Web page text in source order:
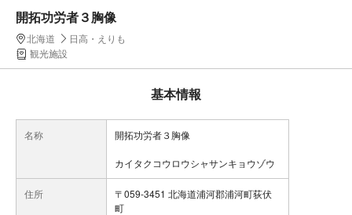
開拓功労者３胸像
北海道
日高・えりも
観光施設
基本情報
名称 開拓功労者３胸像
カイタクコウロウシャサンキョウゾウ
住所
〒059-3451 北海道浦河郡浦河町荻伏
町